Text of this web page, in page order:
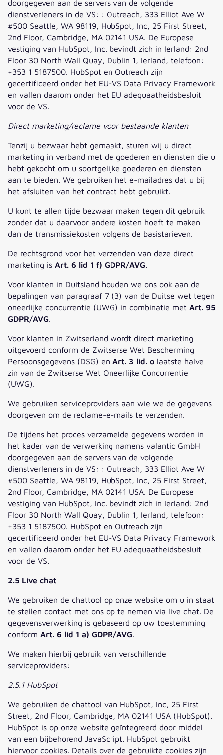
doorgegeven aan de servers van de volgende
dienstverleners in de VS: : Outreach, 333 Elliot Ave W
#500 Seattle, WA 98119, HubSpot, Inc, 25 First Street,
2nd Floor, Cambridge, MA 02141 USA. De Europese
vestiging van HubSpot, Inc. bevindt zich in Ierland: 2nd
Floor 30 North Wall Quay, Dublin 1, Ierland, telefoon:
+353 1 5187500. HubSpot en Outreach zijn
gecertificeerd onder het EU-VS Data Privacy Framework
en vallen daarom onder het EU adequaatheidsbesluit
voor de VS.
Direct marketing/reclame voor bestaande klanten
Tenzij u bezwaar hebt gemaakt, sturen wij u direct
marketing in verband met de goederen en diensten die u
hebt gekocht om u soortgelijke goederen en diensten
aan te bieden. We gebruiken het e-mailadres dat u bij
het afsluiten van het contract hebt gebruikt.
U kunt te allen tijde bezwaar maken tegen dit gebruik
zonder dat u daarvoor andere kosten hoeft te maken
dan de transmissiekosten volgens de basistarieven.
De rechtsgrond voor het verzenden van deze direct
marketing is Art. 6 lid 1 f) GDPR/AVG
Voor klanten in Duitsland houden we ons ook aan de
bepalingen van paragraaf 7 (3) van de Duitse wet tegen
oneerlijke concurrentie (UWG) in combinatie met Art. 95
GDPR/AVG
Voor klanten in Zwitserland wordt direct marketing
uitgevoerd conform de Zwitserse Wet Bescherming
Persoonsgegevens (DSG) en Art. 3 lid. o laatste halve
zin van de Zwitserse Wet Oneerlijke Concurrentie
(UWG).
We gebruiken serviceproviders aan wie we de gegevens
doorgeven om de reclame-e-mails te verzenden.
De tijdens het proces verzamelde gegevens worden in
het kader van de verwerking namens valantic GmbH
doorgegeven aan de servers van de volgende
dienstverleners in de VS: : Outreach, 333 Elliot Ave W
#500 Seattle, WA 98119, HubSpot, Inc, 25 First Street,
2nd Floor, Cambridge, MA 02141 USA. De Europese
vestiging van HubSpot, Inc. bevindt zich in Ierland: 2nd
Floor 30 North Wall Quay, Dublin 1, Ierland, telefoon:
+353 1 5187500. HubSpot en Outreach zijn
gecertificeerd onder het EU-VS Data Privacy Framework
en vallen daarom onder het EU adequaatheidsbesluit
voor de VS.
2.5 Live chat
We gebruiken de chattool op onze website om u in staat
te stellen contact met ons op te nemen via live chat. De
gegevensverwerking is gebaseerd op uw toestemming
conform Art. 6 lid 1 a) GDPR/AVG
We maken hierbij gebruik van verschillende
serviceproviders:
2.5.1 HubSpot
We gebruiken de chattool van HubSpot, Inc, 25 First
Street, 2nd Floor, Cambridge, MA 02141 USA (HubSpot).
HubSpot is op onze website geïntegreerd door middel
van een bijbehorend JavaScript. HubSpot gebruikt
hiervoor cookies. Details over de gebruikte cookies zijn